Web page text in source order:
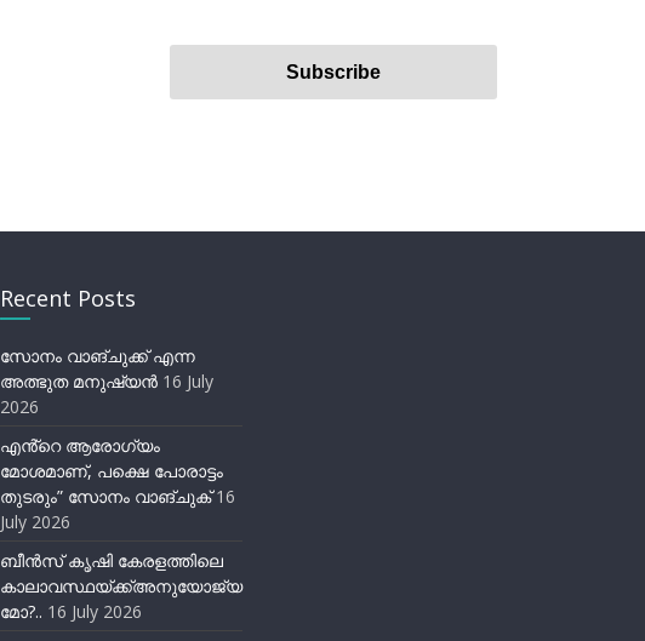
Recent Posts
സോനം വാങ്ചുക്ക് എന്ന
അത്ഭുത മനുഷ്യന്‍ 16 July
2026
എൻ്റെ ആരോഗ്യം
മോശമാണ്, പക്ഷെ പോരാട്ടം
തുടരും” സോനം വാങ്ചുക് 16
July 2026
ബീന്‍സ് കൃഷി കേരളത്തിലെ
കാലാവസ്ഥയ്ക്ക്അനുയോജ്യ
മോ?.. 16 July 2026